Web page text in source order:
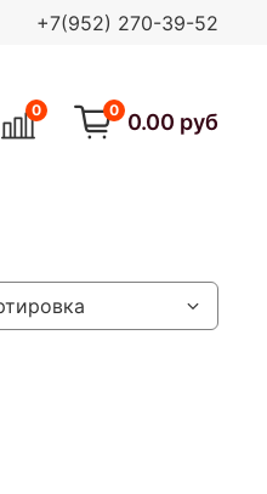
+7(952) 270-39-52
0 0 0.00 руб